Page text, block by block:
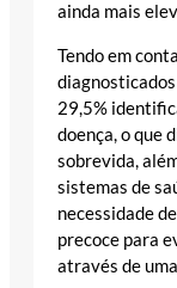
ainda mais
Tendo em
29,5%
doença, o que
sobrevida,
sistemas de
necessidade
precoce para
através de